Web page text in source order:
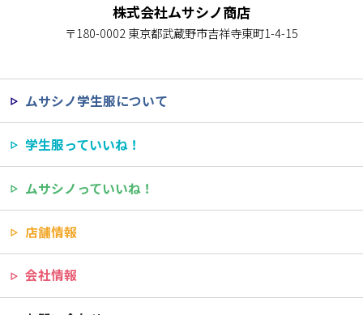
株式会社ムサシノ商店
〒180-0002 東京都武蔵野市吉祥寺東町1-4-15
ムサシノ学生服について
学生服っていいね！
ムサシノっていいね！
店舗情報
会社情報